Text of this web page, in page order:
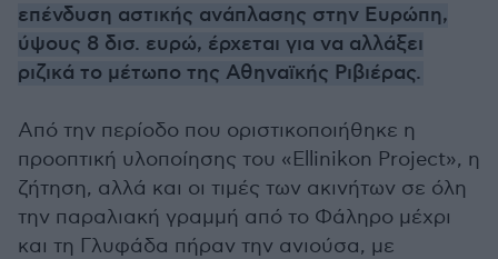
επένδυση αστικής ανάπλασης στην Ευρώπη,
ύψους 8 δισ. ευρώ, έρχεται για να αλλάξει
ριζικά το μέτωπο της Αθηναϊκής Ριβιέρας.
Από την περίοδο που οριστικοποιήθηκε η
προοπτική υλοποίησης του «Ellinikon Project», η
ζήτηση, αλλά και οι τιμές των ακινήτων σε όλη
την παραλιακή γραμμή από το Φάληρο μέχρι
και τη Γλυφάδα πήραν την ανιούσα, με